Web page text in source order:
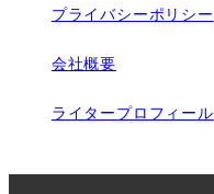
プライバシーポリシー
会社概要
ライタープロフィール